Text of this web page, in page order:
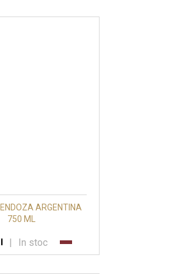
ARGENTINA
750 ML
| In stoc